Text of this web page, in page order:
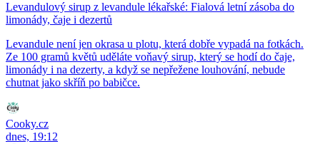
Levandulový sirup z levandule lékařské: Fialová letní zásoba do
limonády, čaje i dezertů
Levandule není jen okrasa u plotu, která dobře vypadá na fotkách.
Ze 100 gramů květů uděláte voňavý sirup, který se hodí do čaje,
limonády i na dezerty, a když se nepřežene louhování, nebude
chutnat jako skříň po babičce.
Cooky.cz
dnes, 19:12